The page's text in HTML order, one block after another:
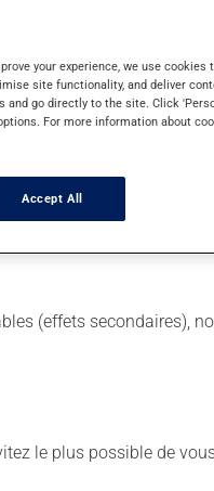
ait indiqué un
de ne jamais en
et l'alcool.
d'alcool durant le
(effets secondaires),
le plus possible de
your experience, we use cookies
site functionality, and deliver
go directly to the site. Click
For more information about
Accept All